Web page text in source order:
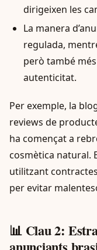
dirigeixen les
La manera
regulada,
però també
autenticitat.
Per exemple, la
reviews de
ha començat a
cosmètica natural.
utilitzant
per evitar
📊 Clau 2: